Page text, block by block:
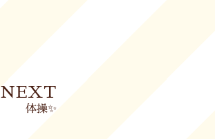
NEXT
体操✨